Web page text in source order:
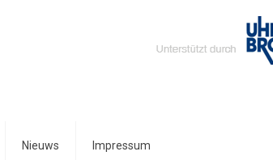
Nieuws Impressum